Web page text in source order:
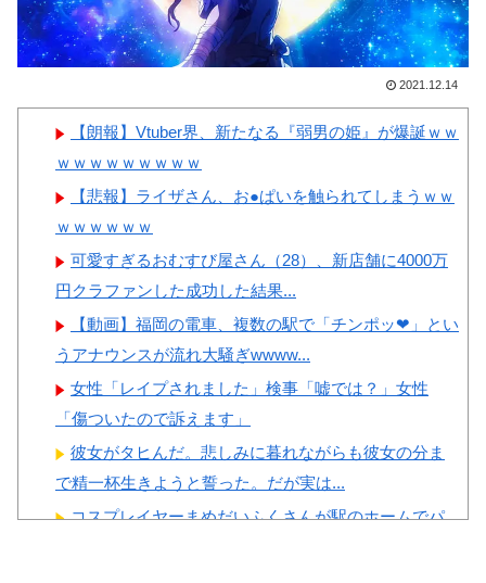
【画像】顔100点、体30点の
女ｗｗｗ
Powered by livedoor 相互RSS
刻である理由がこちら…」
→「これはダメなやつ…（ﾌﾞﾙ
ﾌﾞﾙ」＝韓国の反応
中国人「サッカーW杯の日本
戦で、何回も映っていたこの女
という上品さ」「どう見ても一
韓国人「“韓国サッカー”性接
待の試合結果をご覧ください」
→「マッサージ効果は間違いな
いねｗ」「これが本当のベッド
サッカーだ」
まれていたサッカー協会の衝撃
的な接待リストに衝撃の声！」
→「日本人審判の名前が次々と
2021.12.14
【朗報】Vtuber界、新たなる『弱男の姫』が爆誕ｗｗ
ｗｗｗｗｗｗｗｗｗ
【悲報】ライザさん、お●ぱいを触られてしまうｗｗ
ｗｗｗｗｗｗ
可愛すぎるおむすび屋さん（28）、新店舗に4000万
円クラファンした成功した結果...
【動画】福岡の電車、複数の駅で「チンポッ❤」とい
うアナウンスが流れ大騒ぎwwww...
女性「レイプされました」検事「嘘では？」女性
「傷ついたので訴えます」
彼女がタヒんだ。悲しみに暮れながらも彼女の分ま
で精一杯生きようと誓った。だが実は...
コスプレイヤーまめだいふくさんが駅のホームでパ